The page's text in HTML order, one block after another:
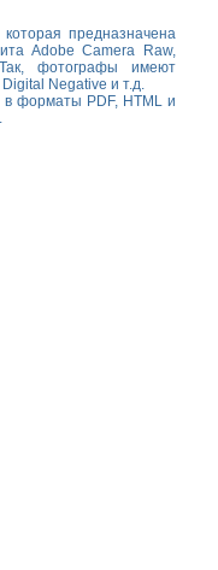
которая предназначена
Adobe Camera Raw,
фотографы имеют
Negative и т.д.
в форматы PDF, HTML и